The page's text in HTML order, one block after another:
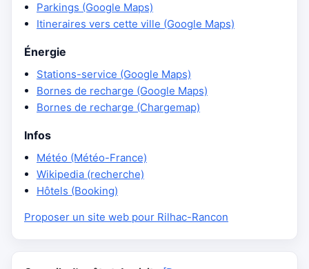
Parkings (Google Maps)
Itineraires vers cette ville (Google Maps)
Énergie
Stations-service (Google Maps)
Bornes de recharge (Google Maps)
Bornes de recharge (Chargemap)
Infos
Météo (Météo-France)
Wikipedia (recherche)
Hôtels (Booking)
Proposer un site web pour Rilhac-Rancon